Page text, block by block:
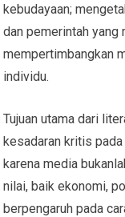
kebudayaan;
dan pemerintah
mempertimbangkan
individu.
Tujuan utama dari
kesadaran kritis
karena media
nilai, baik ekonomi,
berpengaruh pada